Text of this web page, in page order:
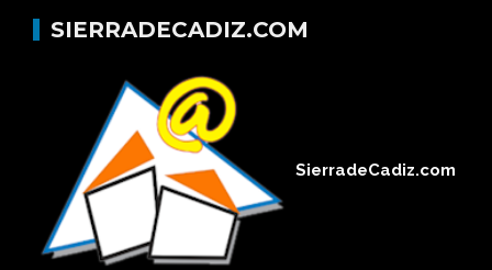
SIERRADECADIZ.COM
SierradeCadiz.com